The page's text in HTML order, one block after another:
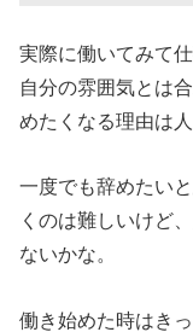
実際に働いてみて
自分の雰囲気とは
めたくなる理由は
一度でも辞めたい
くのは難しいけど
ないかな。
働き始めた時はき